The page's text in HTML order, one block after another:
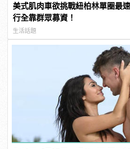
美式肌肉車欲挑戰紐柏林單圈最
行全靠群眾募資！
生活話題